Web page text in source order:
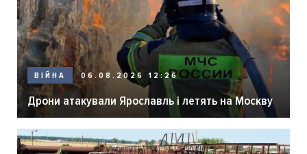
ВІЙНА 06.08.2026 12:26
Дрони атакували Ярославль і летять на Москву